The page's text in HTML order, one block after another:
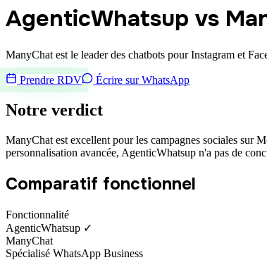
AgenticWhatsup vs
ManyChat est le leader des chatbots pour Instagram et
Prendre RDV Écrire sur WhatsApp
Notre verdict
ManyChat est excellent pour les campagnes sociales sur
personnalisation avancée, AgenticWhatsup n'a pas de
Comparatif fonctionnel
Fonctionnalité
AgenticWhatsup ✓
ManyChat
Spécialisé WhatsApp Business